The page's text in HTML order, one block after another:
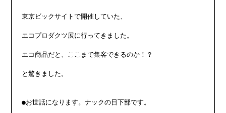
東京ビックサイトで開催していた、
エコプロダクツ展に行ってきました。
エコ商品だと、ここまで集客できるのか！？
と驚きました。
●お世話になります。ナックの日下部です。